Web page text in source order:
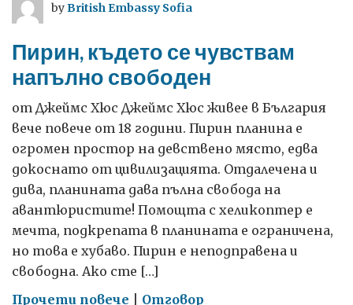
byBritish Embassy Sofia
Пирин, където се чувствам
напълно свободен
от Джеймс Хюс Джеймс Хюс живее в България
вече повече от 18 години. Пирин планина е
огромен простор на девствено място, едва
докоснато от цивилизацията. Отдалечена и
дива, планината дава пълна свобода на
авантюристите! Помощта с хеликоптер е
мечта, подкрепата в планината е ограничена,
но това е хубаво. Пирин е неподправена и
свободна. Ако сте […]
Прочети повече onОтговор